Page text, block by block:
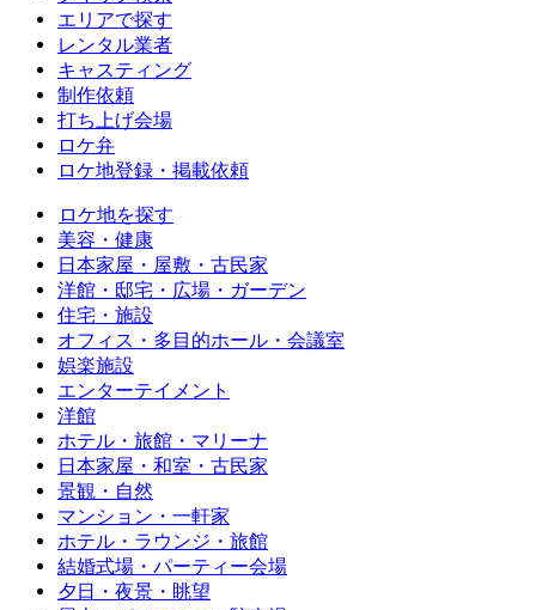
エリアで探す
レンタル業者
キャスティング
制作依頼
打ち上げ会場
ロケ弁
ロケ地登録・掲載依頼
ロケ地を探す
美容・健康
日本家屋・屋敷・古民家
洋館・邸宅・広場・ガーデン
住宅・施設
オフィス・多目的ホール・会議室
娯楽施設
エンターテイメント
洋館
ホテル・旅館・マリーナ
日本家屋・和室・古民家
景観・自然
マンション・一軒家
ホテル・ラウンジ・旅館
結婚式場・パーティー会場
夕日・夜景・眺望